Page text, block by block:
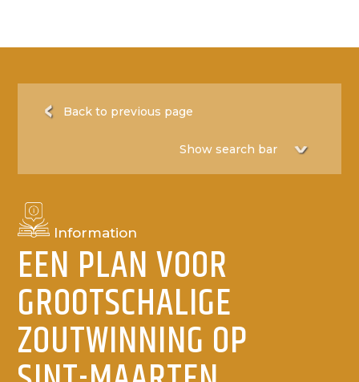
Back to previous page
Information
EEN PLAN VOOR
GROOTSCHALIGE
ZOUTWINNING OP